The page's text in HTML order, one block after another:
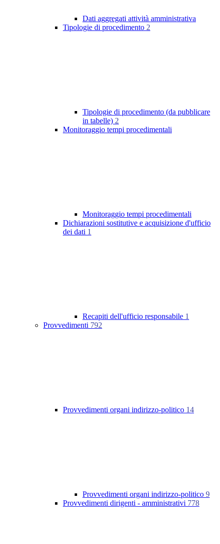
Dati aggregati attività amministrativa
Tipologie di procedimento 2
Tipologie di procedimento (da pubblicare
in tabelle) 2
Monitoraggio tempi procedimentali
Monitoraggio tempi procedimentali
Dichiarazioni sostitutive e acquisizione d'ufficio
dei dati 1
Recapiti dell'ufficio responsabile 1
Provvedimenti 792
Provvedimenti organi indirizzo-politico 14
Provvedimenti organi indirizzo-politico 9
Provvedimenti dirigenti - amministrativi 778